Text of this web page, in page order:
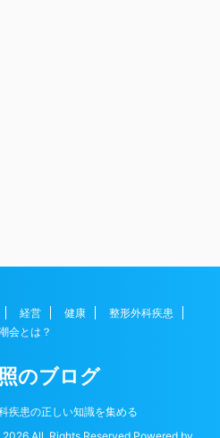
経営 健康
整形外科疾患
会とは？
のブログ
疾患の正しい知識を集める